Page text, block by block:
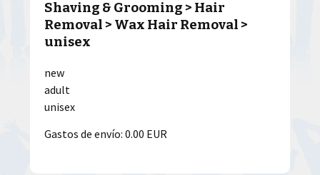
Shaving & Grooming > Hair
Removal > Wax Hair Removal >
unisex
new
adult
unisex
Gastos de envío: 0.00 EUR